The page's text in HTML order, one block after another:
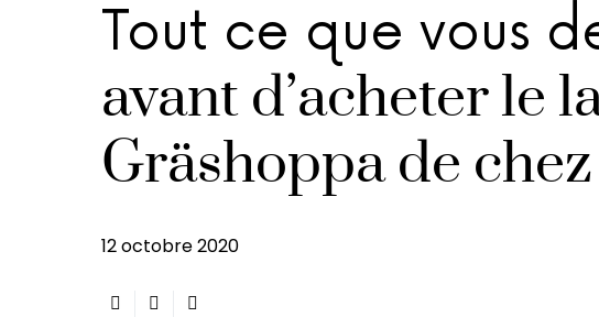
Tout ce que vous
avant d’acheter le
Gräshoppa de
12 octobre 2020